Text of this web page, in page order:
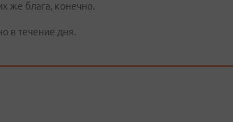
же блага, конечно.
в течение дня.